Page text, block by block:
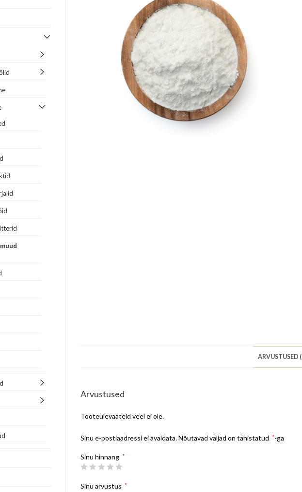
ARVUSTUSED
Arvustused
Tooteülevaateid veel ei ole.
Sinu e-postiaadressi ei avaldata.Nõutavad väljad on tähistatud *-ga
Sinu hinnang *
Sinu arvustus *